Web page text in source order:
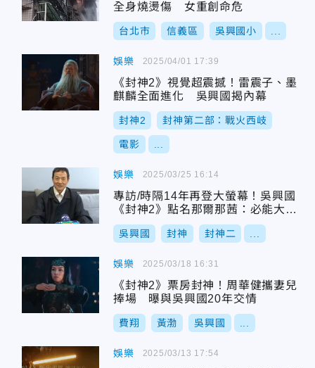
全身燒燙傷 女重創命危
台北市 信義區 吳興國小
娛樂
《封神2》視覺超震撼！雷震子、墨
麒麟全面進化 吳興國揭內幕
封神2 封神第二部：戰火西岐
電影
2025/04/01 17:39
娛樂
專訪/時隔14年再登大螢幕！吳興國
《封神2》點名那爾那茜：必能大放
光彩
吳興國 封神 封神二
2025/03/25 16:14
娛樂
《封神2》票房封神！周華健攜妻兒
捧場 曝與吳興國20年交情
費翔 黃渤 吳興國
2025/03/18 16:31
娛樂 2025/03/13 17:54